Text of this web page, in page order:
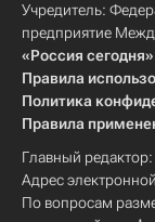
Учредитель:
предприятие
«Россия сегодня»
Правила
Политика
Правила
Главный редактор:
Адрес
По вопросам